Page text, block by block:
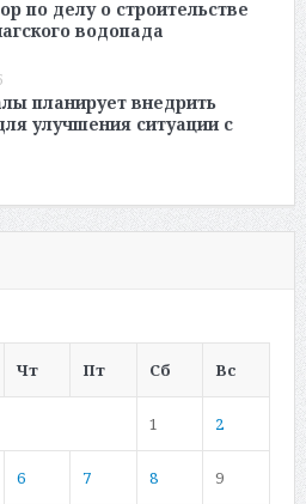
по делу о строительстве
водопада
планирует внедрить
улучшения ситуации с
Чт Пт Сб Вс
1 2
6 7 8 9